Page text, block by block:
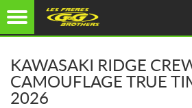
KAWASAKI RIDGE
CAMOUFLAGE TRUE
2026